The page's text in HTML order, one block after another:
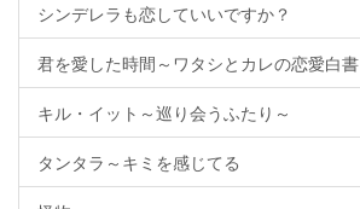
シンデレラも恋していいですか？
君を愛した時間～ワタシとカレの恋愛白書
キル・イット～巡り会うふたり～
タンタラ～キミを感じてる